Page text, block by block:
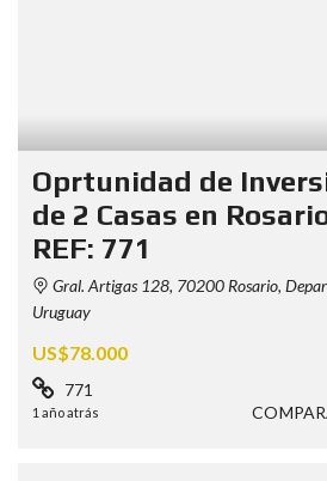
Oprtunidad de
de 2 Casas en
REF: 771
Gral. Artigas 128, 70200 Rosario,
Uruguay
US$78.000
771
1 año atrás